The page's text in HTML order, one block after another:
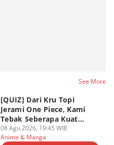
See More
[QUIZ] Dari Kru Topi
Jerami One Piece, Kami
Tebak Seberapa Kuat
Mentalmu
08 Agu 2026, 19:45 WIB
Anime & Manga